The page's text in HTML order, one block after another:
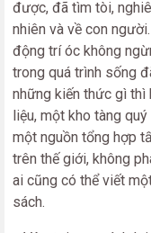
được, đã tìm tòi,
nhiên và về con
động trí óc không
trong quá trình sống
những kiến thức gì thì
liệu, một kho tàng
một nguồn tổng hợp
trên thế giới, không
ai cũng có thể viết
sách.